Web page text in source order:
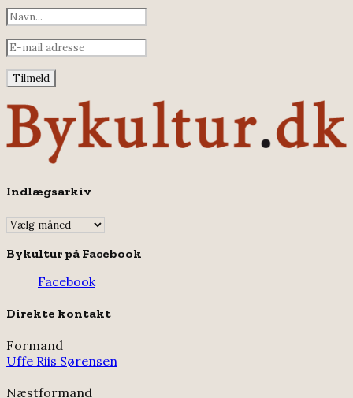
Indlægsarkiv
Indlægsarkiv
Bykultur på Facebook
Facebook
Direkte kontakt
Formand
Uffe Riis Sørensen
Næstformand